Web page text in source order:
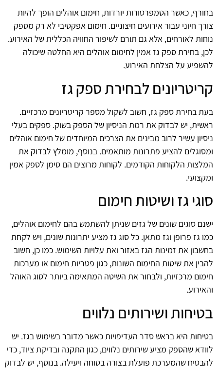
בחורף, כאשר הטמפרטורות יורדות, חימום אוהלים הופך להיות
צורך חיוני עבור אירועים חיצוניים. חימום אפקטיבי לא רק מספק
נוחות לאורחים, אלא גם תורם לשיפור החוויה הכללית של האירוע.
לכן, בחירת ספק גז אמין לחימום אוהלים היא החלטה שיכולה
להשפיע על הצלחת האירוע.
קריטריונים לבחירת ספק גז
בעת בחירת ספק גז, חשוב לשקול מספר קריטריונים מרכזיים.
ראשית, יש לבדוק את רמת הניסיון של הספק בשוק. ספקים בעלי
ניסיון עשיר לרוב מבינים את הצרכים המיוחדים של חימום אוהלים
ומסוגלים להציע פתרונות מותאמים. בנוסף, מומלץ לבדוק את
המלצות הלקוחות הקודמים. לקוחות מרוצים הם סימן לספק אמין
ומקצועי.
סוגי גז ושיטות חימום
ישנם סוגים שונים של גזים שניתן להשתמש בהם לחימום אוהלים,
כמו גז פרופן וגז מתאן. כל סוג גז מציע יתרונות שונים, ויש לקחת
בחשבון את זמינות הגז באזור ואת עלויות השימוש. כמו כן, חשוב
להבין את שיטות החימום השונות, כגון פטריות חימום או מערכות
חימום מרכזיות, ולבחור את השיטה המתאימה ביותר לסוג האוהל
והאירוע.
בטיחות ושירותים נלווים
בטיחות היא בראש סדר העדיפויות כאשר מדובר בשימוש בגז. יש
לוודא שהספק מציע שירותים נלווים, כגון התקנה ובדיקת ציוד, כדי
להבטיח שהמערכת פועלת בצורה בטוחה ויעילה. בנוסף, יש לבדוק